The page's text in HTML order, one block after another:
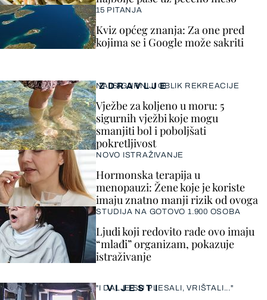
VIJESTI
"I DALJE SU PLESALI, VRIŠTALI..."
ZDRAVLJE
NAJSIGURNIJI OBLIK REKREACIJE
Vježbe za koljeno u moru: 5
sigurnih vježbi koje mogu
smanjiti bol i poboljšati
pokretljivost
NOVO ISTRAŽIVANJE
Hormonska terapija u
menopauzi: Žene koje je koriste
imaju znatno manji rizik od ovoga
STUDIJA NA GOTOVO 1.900 OSOBA
Ljudi koji redovito rade ovo imaju
“mlađi” organizam, pokazuje
istraživanje
15 PITANJA
Kviz općeg znanja: Za one pred
kojima se i Google može sakriti